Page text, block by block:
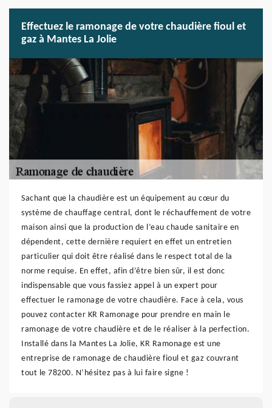
Effectuez le ramonage de votre chaudière fioul et
gaz à Mantes La Jolie
Sachant que la chaudière est un équipement au cœur du
système de chauffage central, dont le réchauffement de votre
maison ainsi que la production de l’eau chaude sanitaire en
dépendent, cette dernière requiert en effet un entretien
particulier qui doit être réalisé dans le respect total de la
norme requise. En effet, afin d’être bien sûr, il est donc
indispensable que vous fassiez appel à un expert pour
effectuer le ramonage de votre chaudière. Face à cela, vous
pouvez contacter KR Ramonage pour prendre en main le
ramonage de votre chaudière et de le réaliser à la perfection.
Installé dans la Mantes La Jolie, KR Ramonage est une
entreprise de ramonage de chaudière fioul et gaz couvrant
tout le 78200. N’hésitez pas à lui faire signe !